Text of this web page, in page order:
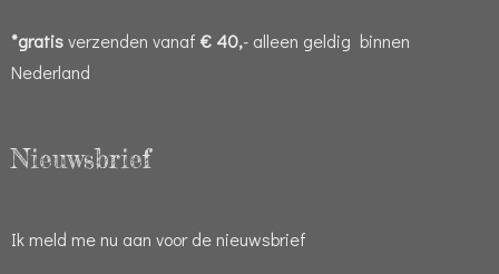
*gratisverzenden vanaf € 40,- alleen geldig binnen
Nederland
Nieuwsbrief
Ik meld me nu aan voor de nieuwsbrief